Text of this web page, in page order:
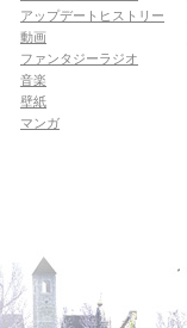
アップデートヒストリー
動画
ファンタジーラジオ
音楽
壁紙
マンガ